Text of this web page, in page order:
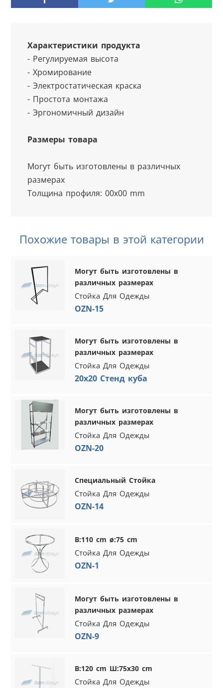
Характеристики продукта
- Регулируемая высота
- Хромирование
- Электростатическая краска
- Простота монтажа
- Эргономичный дизайн
Размеры товара
Могут быть изготовлены в различных
размерах
Толщина профиля: 00x00 mm
Похожие товары в этой категории
Могут быть изготовлены в
различных размерах
Стойка Для Одежды
OZN-15
Могут быть изготовлены в
различных размерах
Стойка Для Одежды
20x20 Стенд куба
Могут быть изготовлены в
различных размерах
Стойка Для Одежды
OZN-20
Специальный Стойка
Стойка Для Одежды
OZN-14
В:110 cm ø:75 cm
Стойка Для Одежды
OZN-1
Могут быть изготовлены в
различных размерах
Стойка Для Одежды
OZN-9
В:120 cm Ш:75x30 cm
Стойка Для Одежды